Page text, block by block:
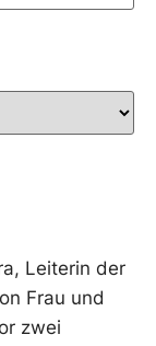
Leiterin der
Frau und
zwei